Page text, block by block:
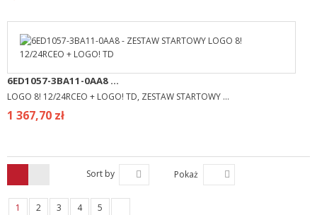
6ED1057-3BA11-0AA8 ...
LOGO 8! 12/24RCEO + LOGO! TD, ZESTAW STARTOWY ...
1 367,70 zł
Sort by Pokaż
1 2 3 4 5